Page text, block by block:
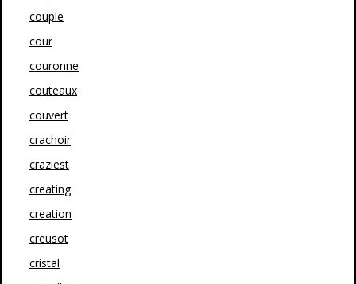
couple
cour
couronne
couteaux
couvert
crachoir
craziest
creating
creation
creusot
cristal